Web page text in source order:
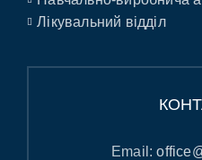
Лікувальний відділ
Email: